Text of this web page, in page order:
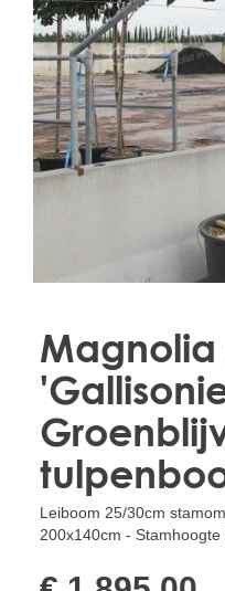
Treesafe
VORSTBESCHERMINGVOORBOMEN.NL
WINTERSCHUTZFUERBAEUME.DE
FROSTPROTECTIONFORTREES.CO.UK
Terracotta
TERRACOTTA.NL
TERRACOTTA.BE
TERRAKOTTA.DE
Leiboom 25/30cm
200x140cm -